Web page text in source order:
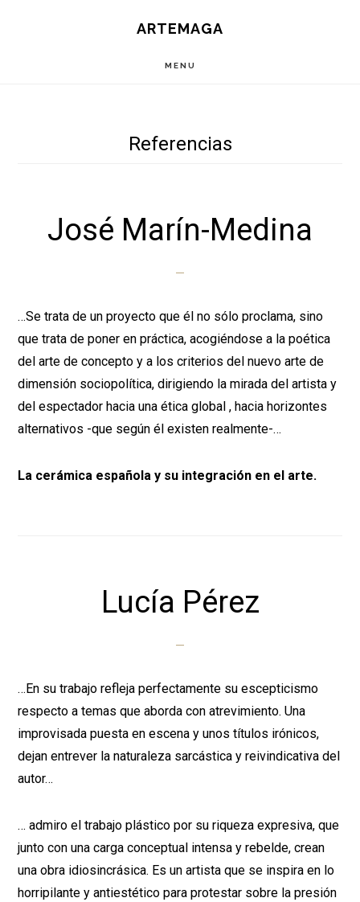
ARTEMAGA
MENU
Referencias
José Marín-Medina
…Se trata de un proyecto que él no sólo proclama, sino
que trata de poner en práctica, acogiéndose a la poética
del arte de concepto y a los criterios del nuevo arte de
dimensión sociopolítica, dirigiendo la mirada del artista y
del espectador hacia una ética global , hacia horizontes
alternativos -que según él existen realmente-…
La cerámica española y su integración en el arte.
Lucía Pérez
…En su trabajo refleja perfectamente su escepticismo
respecto a temas que aborda con atrevimiento. Una
improvisada puesta en escena y unos títulos irónicos,
dejan entrever la naturaleza sarcástica y reivindicativa del
autor…
… admiro el trabajo plástico por su riqueza expresiva, que
junto con una carga conceptual intensa y rebelde, crean
una obra idiosincrásica. Es un artista que se inspira en lo
horripilante y antiestético para protestar sobre la presión